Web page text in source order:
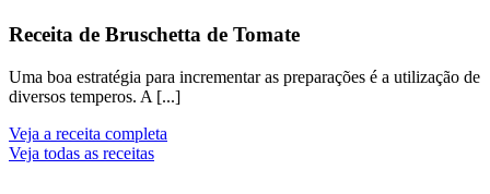
Receita de Bruschetta de Tomate
Uma boa estratégia para incrementar as preparações é a utilização de
diversos temperos. A [...]
Veja a receita completa
Veja todas as receitas